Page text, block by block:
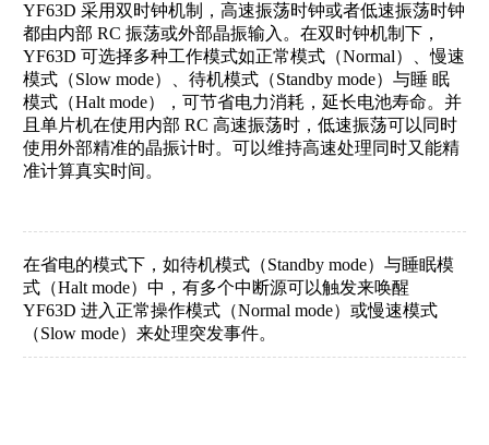
YF63D 采用双时钟机制，高速振荡时钟或者低速振荡时钟
都由内部 RC 振荡或外部晶振输入。在双时钟机制下，
YF63D 可选择多种工作模式如正常模式（Normal）、慢速
模式（Slow mode）、待机模式（Standby mode）与睡 眠
模式（Halt mode），可节省电力消耗，延长电池寿命。并
且单片机在使用内部 RC 高速振荡时，低速振荡可以同时
使用外部精准的晶振计时。可以维持高速处理同时又能精
准计算真实时间。
在省电的模式下，如待机模式（Standby mode）与睡眠模
式（Halt mode）中，有多个中断源可以触发来唤醒
YF63D 进入正常操作模式（Normal mode）或慢速模式
（Slow mode） 来处理突发事件。